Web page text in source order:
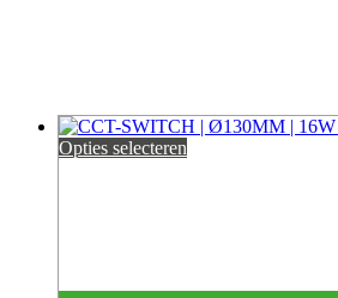
Opties selecteren